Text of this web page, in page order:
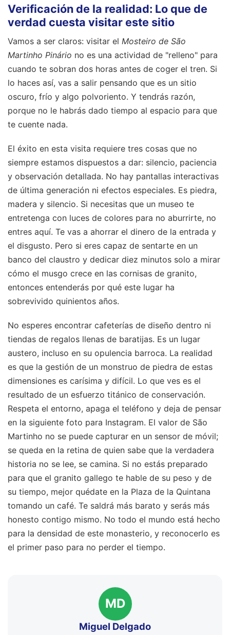
Verificación de la realidad: Lo que de
verdad cuesta visitar este sitio
Vamos a ser claros: visitar el Mosteiro de São
Martinho Pinário no es una actividad de "relleno" para
cuando te sobran dos horas antes de coger el tren. Si
lo haces así, vas a salir pensando que es un sitio
oscuro, frío y algo polvoriento. Y tendrás razón,
porque no le habrás dado tiempo al espacio para que
te cuente nada.
El éxito en esta visita requiere tres cosas que no
siempre estamos dispuestos a dar: silencio, paciencia
y observación detallada. No hay pantallas interactivas
de última generación ni efectos especiales. Es piedra,
madera y silencio. Si necesitas que un museo te
entretenga con luces de colores para no aburrirte, no
entres aquí. Te vas a ahorrar el dinero de la entrada y
el disgusto. Pero si eres capaz de sentarte en un
banco del claustro y dedicar diez minutos solo a mirar
cómo el musgo crece en las cornisas de granito,
entonces entenderás por qué este lugar ha
sobrevivido quinientos años.
No esperes encontrar cafeterías de diseño dentro ni
tiendas de regalos llenas de baratijas. Es un lugar
austero, incluso en su opulencia barroca. La realidad
es que la gestión de un monstruo de piedra de estas
dimensiones es carísima y difícil. Lo que ves es el
resultado de un esfuerzo titánico de conservación.
Respeta el entorno, apaga el teléfono y deja de pensar
en la siguiente foto para Instagram. El valor de São
Martinho no se puede capturar en un sensor de móvil;
se queda en la retina de quien sabe que la verdadera
historia no se lee, se camina. Si no estás preparado
para que el granito gallego te hable de su peso y de
su tiempo, mejor quédate en la Plaza de la Quintana
tomando un café. Te saldrá más barato y serás más
honesto contigo mismo. No todo el mundo está hecho
para la densidad de este monasterio, y reconocerlo es
el primer paso para no perder el tiempo.
MD
Miguel Delgado